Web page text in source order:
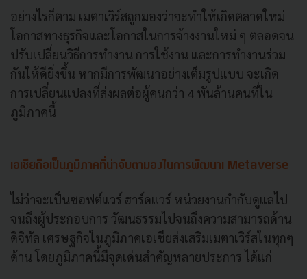
อย่างไรก็ตาม เมตาเวิร์สถูกมองว่าจะทำให้เกิดตลาดใหม่
โอกาสทางธุรกิจและโอกาสในการจ้างงานใหม่ ๆ ตลอดจน
ปรับเปลี่ยนวิธีการทำงาน การใช้งาน และการทำงานร่วม
กันให้ดียิ่งขึ้น หากมีการพัฒนาอย่างเต็มรูปแบบ จะเกิด
การเปลี่ยนแปลงที่ส่งผลต่อผู้คนกว่า 4 พันล้านคนที่ใน
ภูมิภาคนี้
เอเชียถือเป็นภูมิภาคที่น่าจับตามองในการพัฒนาเ Metaverse
ไม่ว่าจะเป็นซอฟต์แวร์ ฮาร์ดแวร์ หน่วยงานกำกับดูแลไป
จนถึงผู้ประกอบการ วัฒนธรรมไปจนถึงความสามารถด้าน
ดิจิทัล เศรษฐกิจในภูมิภาคเอเชียส่งเสริมเมตาเวิร์สในทุกๆ
ด้าน โดยภูมิภาคนี้มีจุดเด่นสำคัญหลายประการ ได้แก่